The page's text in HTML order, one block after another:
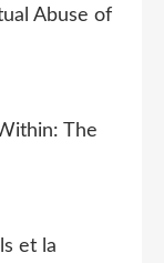
Abuse of
The
et la